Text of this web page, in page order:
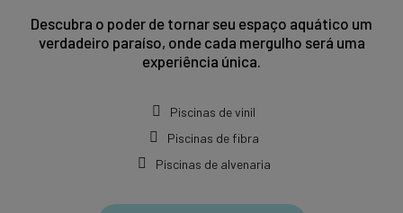
Descubra o poder de tornar seu espaço aquático um
verdadeiro paraíso, onde cada mergulho será uma
experiência única.
Piscinas de vinil
Piscinas de fibra
Piscinas de alvenaria